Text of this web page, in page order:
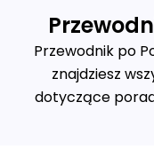
contentPrzewodnik po
znajdziesz
dotyczące